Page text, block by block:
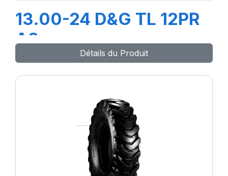
13.00-24 D&G TL 12PR
A2
Détails du Produit